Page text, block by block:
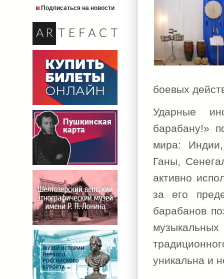
Подписаться на новости
боевых
Ударные
барабану!»
мира:
Ганы,
активно
за его
барабанов
уникальна и